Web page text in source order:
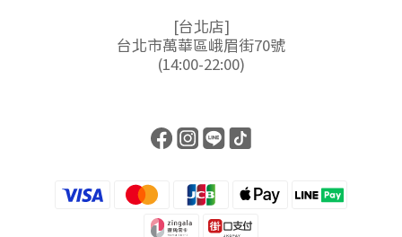
[台北店]
台北市萬華區峨眉街70號
(14:00-22:00)